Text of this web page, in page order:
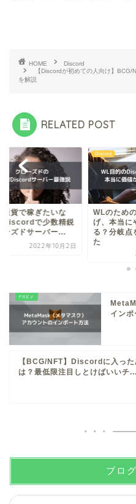
HOME
Discord
【Discordが初めての人向け】
を解説
RELATED POST
通貨で稼ぎたいな
Discordで少数精鋭
ーズドサーバー...
2022年10月2日
Discord
WLのため
げ、本当に
る？分岐点
た
イン
【BCG/NFT】Discordに入った
は？最低限注目しとけばいいチ...
ブロ